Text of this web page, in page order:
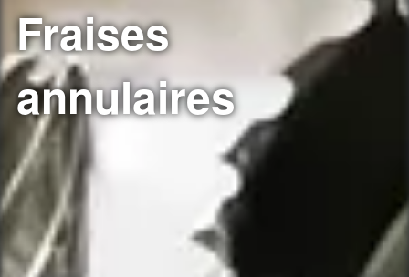
Fraises
annulaires